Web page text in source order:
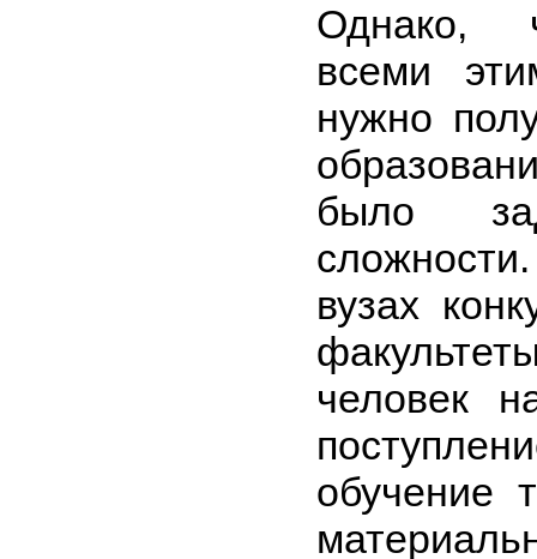
Однако,
всеми
нужно
было
вузах
человек
обучение